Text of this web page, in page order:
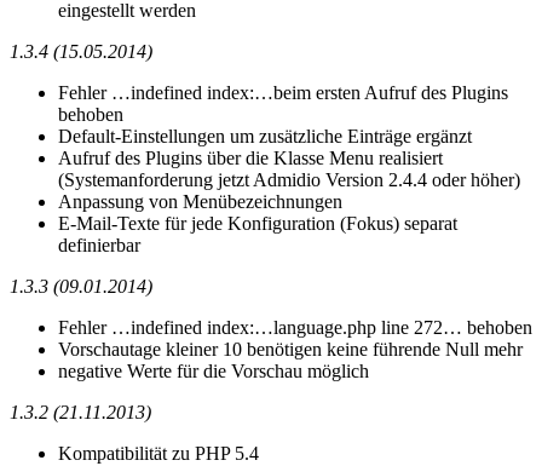
eingestellt werden
1.3.4 (15.05.2014)
Fehler …indefined index:…beim ersten Aufruf des Plugins
behoben
Default-Einstellungen um zusätzliche Einträge ergänzt
Aufruf des Plugins über die Klasse Menu realisiert
(Systemanforderung jetzt Admidio Version 2.4.4 oder höher)
Anpassung von Menübezeichnungen
E-Mail-Texte für jede Konfiguration (Fokus) separat
definierbar
1.3.3 (09.01.2014)
Fehler …indefined index:…language.php line 272… behoben
Vorschautage kleiner 10 benötigen keine führende Null mehr
negative Werte für die Vorschau möglich
1.3.2 (21.11.2013)
Kompatibilität zu PHP 5.4